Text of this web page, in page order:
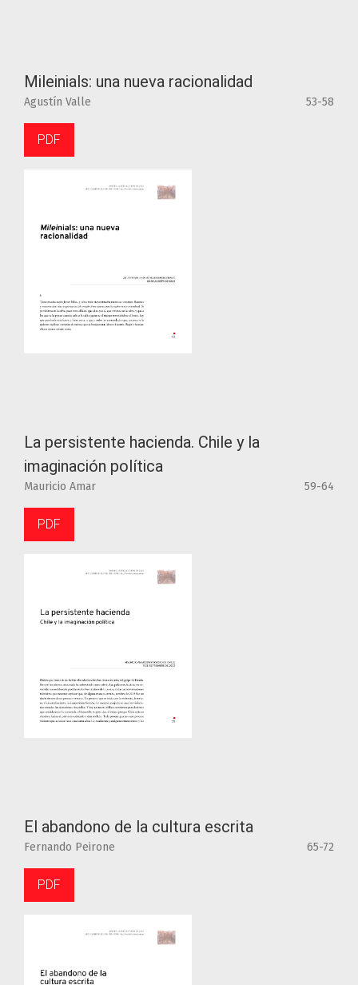
Mileinials: una nueva racionalidad
Agustín Valle 53-58
PDF
La persistente hacienda. Chile y la
imaginación política
Mauricio Amar 59-64
PDF
El abandono de la cultura escrita
Fernando Peirone 65-72
PDF